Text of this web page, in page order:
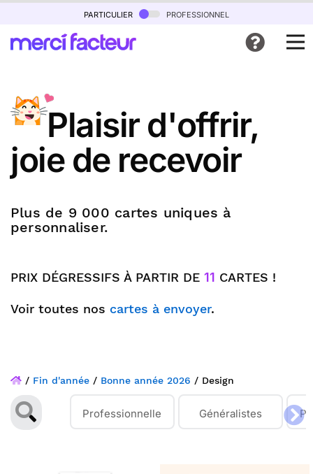
particulier professionnel
Plaisir d'offrir,
joie de recevoir
Plus de 9 000 cartes uniques à
personnaliser.
PRIX DÉGRESSIFS À PARTIR DE 11 CARTES !
Voir toutes nos cartes à envoyer.
/ Fin d'année / Bonne année 2026 / Design
Professionnelle Généralistes